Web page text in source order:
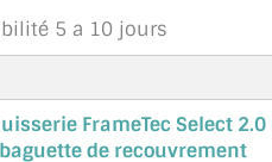
5 a 10 jours
FrameTec Select 2.0
de recouvrement